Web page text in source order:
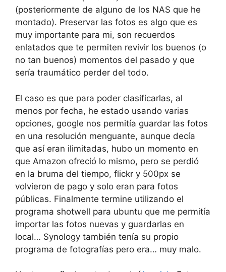
(posteriormente de alguno de los NAS que he
montado). Preservar las fotos es algo que es
muy importante para mi, son recuerdos
enlatados que te permiten revivir los buenos (o
no tan buenos) momentos del pasado y que
sería traumático perder del todo.
El caso es que para poder clasificarlas, al
menos por fecha, he estado usando varias
opciones, google nos permitía guardar las fotos
en una resolución menguante, aunque decía
que así eran ilimitadas, hubo un momento en
que Amazon ofreció lo mismo, pero se perdió
en la bruma del tiempo, flickr y 500px se
volvieron de pago y solo eran para fotos
públicas. Finalmente termine utilizando el
programa shotwell para ubuntu que me permitía
importar las fotos nuevas y guardarlas en
local… Synology también tenía su propio
programa de fotografías pero era… muy malo.